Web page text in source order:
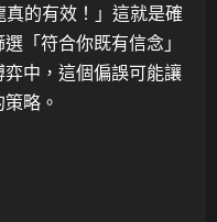
的有效！」這就是確
「符合你既有信念」
中，這個偏誤可能讓
略。